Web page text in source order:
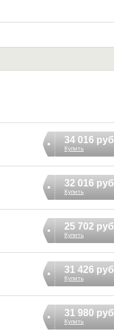
34 016 руб
Купить
32 016 руб
Купить
25 702 руб
Купить
31 426 руб
Купить
31 980 руб
Купить